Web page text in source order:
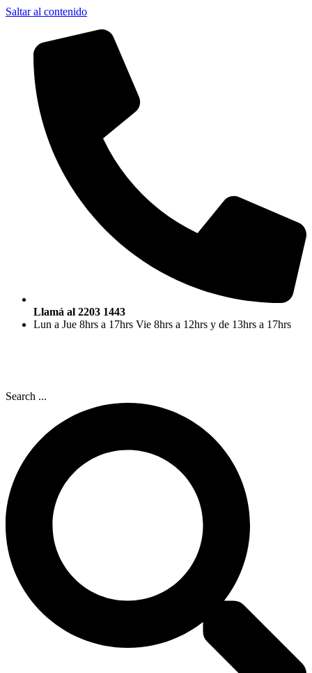
Saltar al contenido
Llamá al 2203 1443
Lun a Jue 8hrs a 17hrs Vie 8hrs a 12hrs y de 13hrs a 17hrs
Search ...